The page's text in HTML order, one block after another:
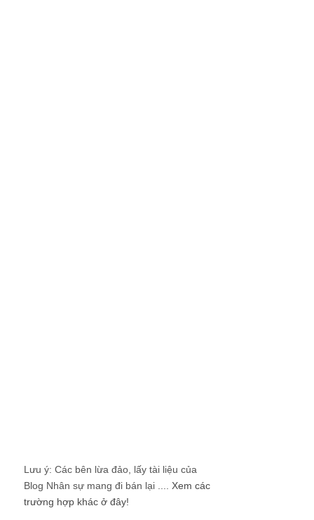
Lưu ý: Các bên lừa đảo, lấy tài liệu của
Blog Nhân sự mang đi bán lại .... Xem các
trường hợp khác ở đây!